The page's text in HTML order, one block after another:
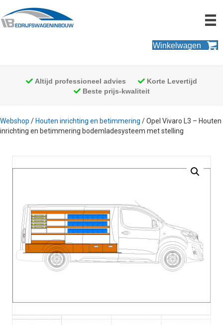
Winkelwagen
Altijd professioneel advies
Korte Levertijd
Beste prijs-kwaliteit
Webshop / Houten inrichting en betimmering / Opel Vivaro L3 – Houten
inrichting en betimmering bodemladesysteem met stelling